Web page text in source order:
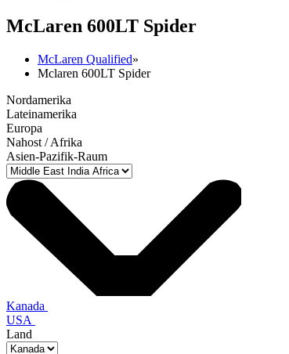
McLaren 600LT Spider
McLaren Qualified»
Mclaren 600LT Spider
Nordamerika
Lateinamerika
Europa
Nahost / Afrika
Asien-Pazifik-Raum
Kanada
USA
Land